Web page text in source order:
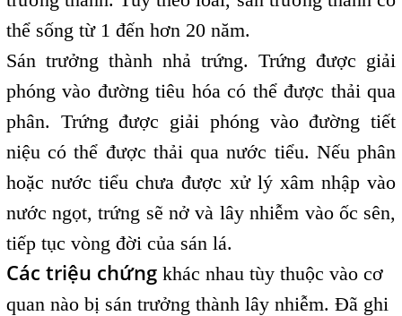
thể sống từ 1 đến hơn 20 năm.
Sán trưởng thành nhả trứng. Trứng được giải
phóng vào đường tiêu hóa có thể được thải qua
phân. Trứng được giải phóng vào đường tiết
niệu có thể được thải qua nước tiểu. Nếu phân
hoặc nước tiểu chưa được xử lý xâm nhập vào
nước ngọt, trứng sẽ nở và lây nhiễm vào ốc sên,
tiếp tục vòng đời của sán lá.
Các triệu chứngkhác nhau tùy thuộc vào cơ
quan nào bị sán trưởng thành lây nhiễm. Đã ghi